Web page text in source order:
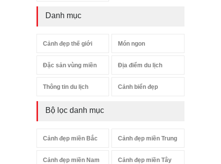
Danh mục
Cảnh đẹp thế giới Món ngon
Đặc sản vùng miền Địa điểm du lịch
Thông tin du lịch Cảnh biển đẹp
Bộ lọc danh mục
Cảnh đẹp miền Bắc Cảnh đẹp miền Trung
Cảnh đẹp miền Nam Cảnh đẹp miền Tây